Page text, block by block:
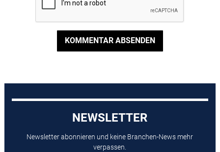
KOMMENTAR ABSENDEN
NEWSLETTER
Newsletter abonnieren und keine Branchen-News mehr
verpassen.